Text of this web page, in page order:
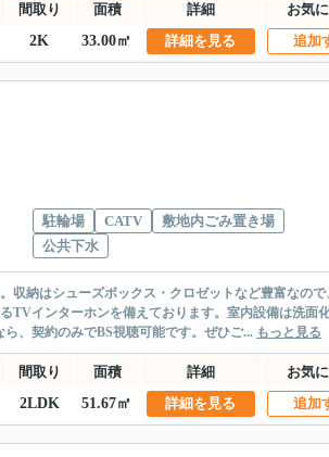
間取り 面積 詳細
お気
2K 33.00㎡ 詳細を見る 追加
駐輪場
CATV
敷地内ごみ置き場
公共下水
収納はシューズボックス・クロゼットなど豊富なので
TVインターホンを備えております。室内設備は洗面
、契約のみでBS視聴可能です。ぜひご... もっと見る
間取り 面積 詳細
お気
2LDK 51.67㎡ 詳細を見る 追加